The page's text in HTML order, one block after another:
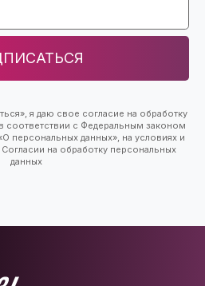
я даю свое согласие на обработку
соответствии с Федеральным законом
персональных данных», на условиях и
на обработку персональных
данных